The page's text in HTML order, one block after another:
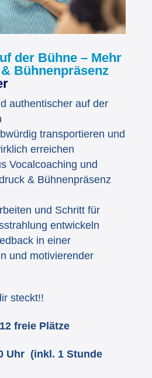
der Bühne – Mehr
Bühnenpräsenz
authentischer auf der
transportieren und
erreichen
Vocalcoaching und
& Bühnenpräsenz
und Schritt für
entwickeln
in einer
und motivierender
steckt!!
freie Plätze
Uhr (inkl. 1 Stunde